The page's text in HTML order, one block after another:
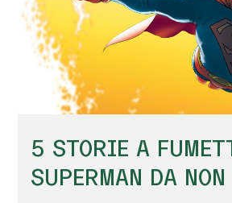
5 STORIE A
SUPERMAN DA NON